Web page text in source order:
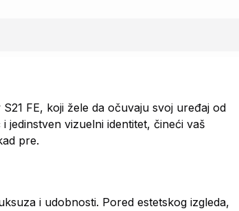
FE, koji žele da očuvaju svoj uređaj od
jedinstven vizuelni identitet, čineći vaš
pre.
i udobnosti. Pored estetskog izgleda,